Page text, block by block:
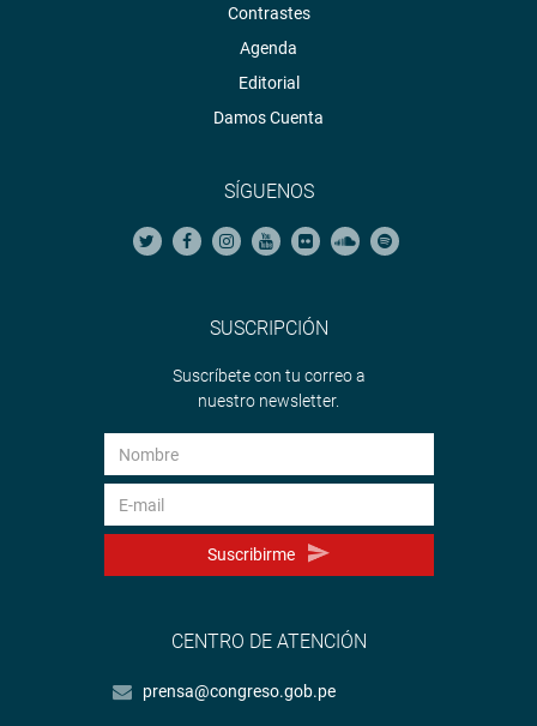
Contrastes
Agenda
Editorial
Damos Cuenta
SÍGUENOS
SUSCRIPCIÓN
Suscríbete con tu correo a
nuestro newsletter.
Suscribirme
CENTRO DE ATENCIÓN
prensa@congreso.gob.pe